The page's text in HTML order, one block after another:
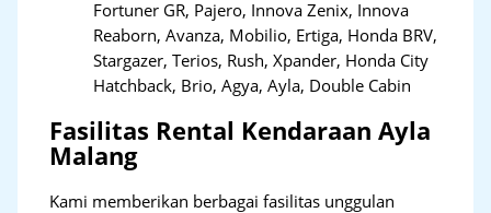
Fortuner GR, Pajero, Innova Zenix, Innova
Reaborn, Avanza, Mobilio, Ertiga, Honda BRV,
Stargazer, Terios, Rush, Xpander, Honda City
Hatchback, Brio, Agya, Ayla, Double Cabin
Fasilitas Rental Kendaraan Ayla
Malang
Kami memberikan berbagai fasilitas unggulan